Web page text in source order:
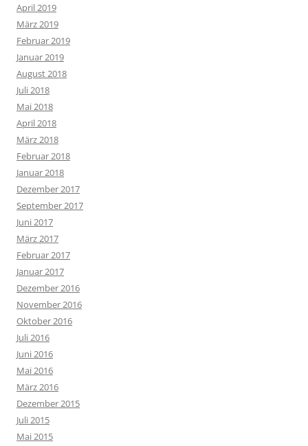
April 2019
März 2019
Februar 2019
Januar 2019
August 2018
Juli 2018
Mai 2018
April 2018
März 2018
Februar 2018
Januar 2018
Dezember 2017
September 2017
Juni 2017
März 2017
Februar 2017
Januar 2017
Dezember 2016
November 2016
Oktober 2016
Juli 2016
Juni 2016
Mai 2016
März 2016
Dezember 2015
Juli 2015
Mai 2015